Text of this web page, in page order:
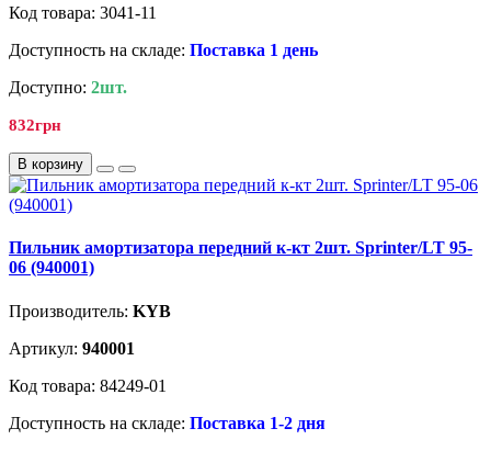
Код товара: 3041-11
Доступность на складе: Поставка 1 день
Доступно: 2шт.
832грн
В корзину
Пильник амортизатора передний к-кт 2шт. Sprinter/LT 95-
06 (940001)
Производитель: KYB
Артикул: 940001
Код товара: 84249-01
Доступность на складе: Поставка 1-2 дня